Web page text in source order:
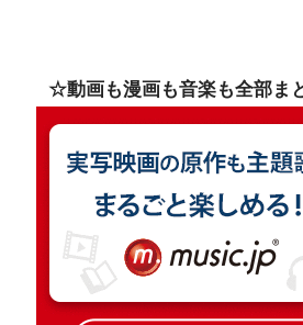
☆動画も漫画も音楽も全部ま